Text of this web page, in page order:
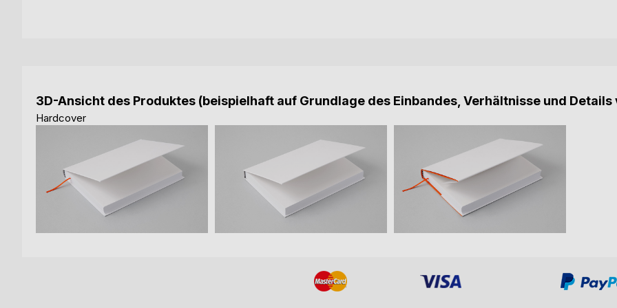
3D-Ansicht des Produktes (beispielhaft auf Grundlage des Einbandes, Verhältnisse und
Hardcover